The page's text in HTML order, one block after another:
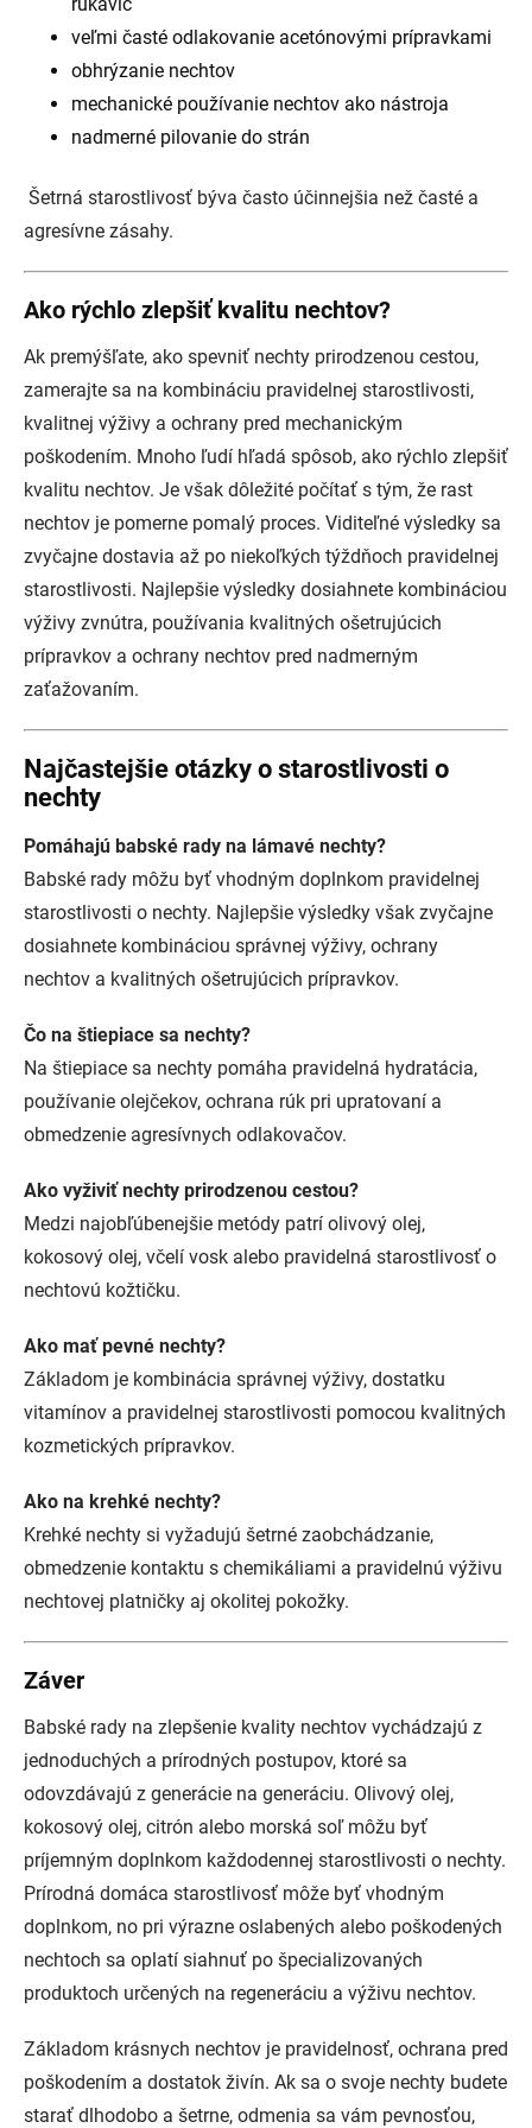
veľmi časté odlakovanie acetónovými prípravkami
obhrýzanie nechtov
mechanické používanie nechtov ako nástroja
nadmerné pilovanie do strán
Šetrná starostlivosť býva často účinnejšia než časté a
agresívne zásahy.
Ako rýchlo zlepšiť kvalitu nechtov?
Ak premýšľate, ako spevniť nechty prirodzenou cestou,
zamerajte sa na kombináciu pravidelnej starostlivosti,
kvalitnej výživy a ochrany pred mechanickým
poškodením. Mnoho ľudí hľadá spôsob, ako rýchlo zlepšiť
kvalitu nechtov. Je však dôležité počítať s tým, že rast
nechtov je pomerne pomalý proces. Viditeľné výsledky sa
zvyčajne dostavia až po niekoľkých týždňoch pravidelnej
starostlivosti. Najlepšie výsledky dosiahnete kombináciou
výživy zvnútra, používania kvalitných ošetrujúcich
prípravkov a ochrany nechtov pred nadmerným
zaťažovaním.
Najčastejšie otázky o starostlivosti o
nechty
Pomáhajú babské rady na lámavé nechty?
Babské rady môžu byť vhodným doplnkom pravidelnej
starostlivosti o nechty. Najlepšie výsledky však zvyčajne
dosiahnete kombináciou správnej výživy, ochrany
nechtov a kvalitných ošetrujúcich prípravkov.
Čo na štiepiace sa nechty?
Na štiepiace sa nechty pomáha pravidelná hydratácia,
používanie olejčekov, ochrana rúk pri upratovaní a
obmedzenie agresívnych odlakovačov.
Ako vyživiť nechty prirodzenou cestou?
Medzi najobľúbenejšie metódy patrí olivový olej,
kokosový olej, včelí vosk alebo pravidelná starostlivosť o
nechtovú kožtičku.
Ako mať pevné nechty?
Základom je kombinácia správnej výživy, dostatku
vitamínov a pravidelnej starostlivosti pomocou kvalitných
kozmetických prípravkov.
Ako na krehké nechty?
Krehké nechty si vyžadujú šetrné zaobchádzanie,
obmedzenie kontaktu s chemikáliami a pravidelnú výživu
nechtovej platničky aj okolitej pokožky.
Záver
Babské rady na zlepšenie kvality nechtov vychádzajú z
jednoduchých a prírodných postupov, ktoré sa
odovzdávajú z generácie na generáciu. Olivový olej,
kokosový olej, citrón alebo morská soľ môžu byť
príjemným doplnkom každodennej starostlivosti o nechty.
Prírodná domáca starostlivosť môže byť vhodným
doplnkom, no pri výrazne oslabených alebo poškodených
nechtoch sa oplatí siahnuť po špecializovaných
produktoch určených na regeneráciu a výživu nechtov.
Základom krásnych nechtov je pravidelnosť, ochrana pred
poškodením a dostatok živín. Ak sa o svoje nechty budete
starať dlhodobo a šetrne, odmenia sa vám pevnosťou,